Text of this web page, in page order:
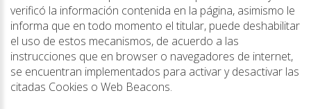
verificó la información contenida en la página, asimismo le
informa que en todo momento el titular, puede deshabilitar
el uso de estos mecanismos, de acuerdo a las
instrucciones que en browser o navegadores de internet,
se encuentran implementados para activar y desactivar las
citadas Cookies o Web Beacons.